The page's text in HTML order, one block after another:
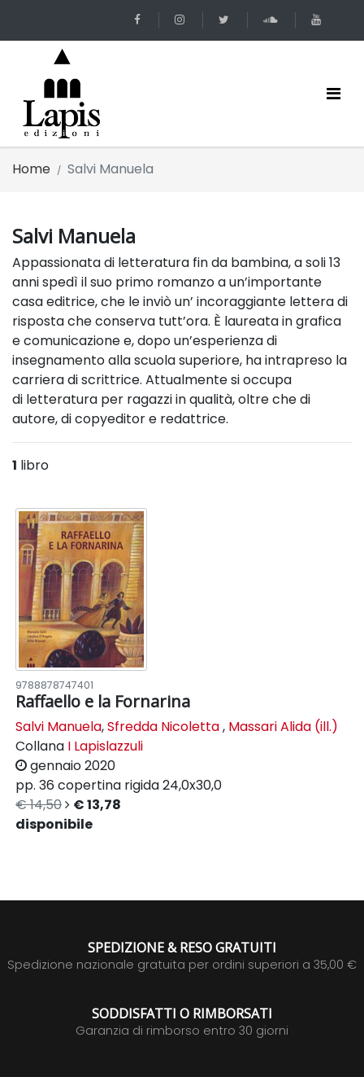
Home Salvi Manuela
Salvi Manuela
Appassionata di letteratura fin da bambina, a soli 13
anni spedì il suo primo romanzo a un’importante
casa editrice, che le inviò un’ incoraggiante lettera di
risposta che conserva tutt’ora. È laureata in grafica
e comunicazione e, dopo un’esperienza di
insegnamento alla scuola superiore, ha intrapreso la
carriera di scrittrice. Attualmente si occupa
di letteratura per ragazzi in qualità, oltre che di
autore, di copyeditor e redattrice.
1 libro
9788878747401
Raffaello e la Fornarina
Salvi Manuela,Sfredda Nicoletta, Massari Alida (ill.)
Collana I Lapislazzuli
gennaio 2020
pp. 36 copertina rigida24,0x30,0
€ 14,50
€ 13,78
disponibile
SPEDIZIONE & RESO GRATUITI
Spedizione nazionale gratuita per ordini superiori a 35,00 €
SODDISFATTI O RIMBORSATI
Garanzia di rimborso entro 30 giorni